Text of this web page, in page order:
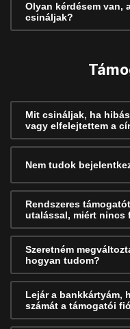
Olyan kérdésem van,
csináljak?
Mit csináljak, ha
vagy elfelejtettem a
Nem tudok
Rendszeres
utalással, miért nincs
Szeretném
hogyan tudom?
Lejár a bankkártyám,
számát a támogatói